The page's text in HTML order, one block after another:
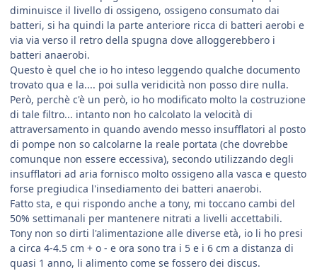
diminuisce il livello di ossigeno, ossigeno consumato dai
batteri, si ha quindi la parte anteriore ricca di batteri aerobi e
via via verso il retro della spugna dove alloggerebbero i
batteri anaerobi.
Questo è quel che io ho inteso leggendo qualche documento
trovato qua e la.... poi sulla veridicità non posso dire nulla.
Però, perchè c'è un però, io ho modificato molto la costruzione
di tale filtro... intanto non ho calcolato la velocità di
attraversamento in quando avendo messo insufflatori al posto
di pompe non so calcolarne la reale portata (che dovrebbe
comunque non essere eccessiva), secondo utilizzando degli
insufflatori ad aria fornisco molto ossigeno alla vasca e questo
forse pregiudica l'insediamento dei batteri anaerobi.
Fatto sta, e qui rispondo anche a tony, mi toccano cambi del
50% settimanali per mantenere nitrati a livelli accettabili.
Tony non so dirti l'alimentazione alle diverse età, io li ho presi
a circa 4-4.5 cm + o - e ora sono tra i 5 e i 6 cm a distanza di
quasi 1 anno, li alimento come se fossero dei discus.